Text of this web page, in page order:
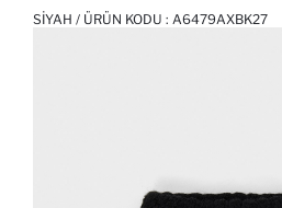
SIYAH / ÜRÜN KODU : A6479AXBK27